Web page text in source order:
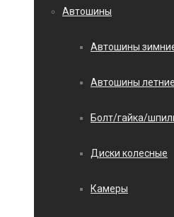
Автошины
Автошины
Автошины летние
Болт/гайка/
Диски колесные
Камеры